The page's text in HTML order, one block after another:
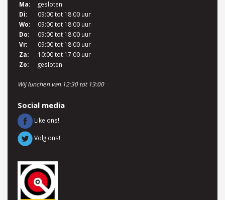
Ma:
gesloten
Di:
09:00 tot 18:00 uur
Wo:
09:00 tot 18:00 uur
Do:
09:00 tot 18:00 uur
Vr:
09:00 tot 18:00 uur
Za:
10:00 tot 17:00 uur
Zo:
gesloten
Wij lunchen van 12:30 tot 13:00
Social media
Like ons!
Volg ons!